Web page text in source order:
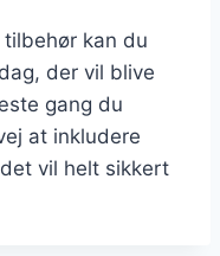
kan du
der vil blive
gang du
at inkludere
vil helt sikkert